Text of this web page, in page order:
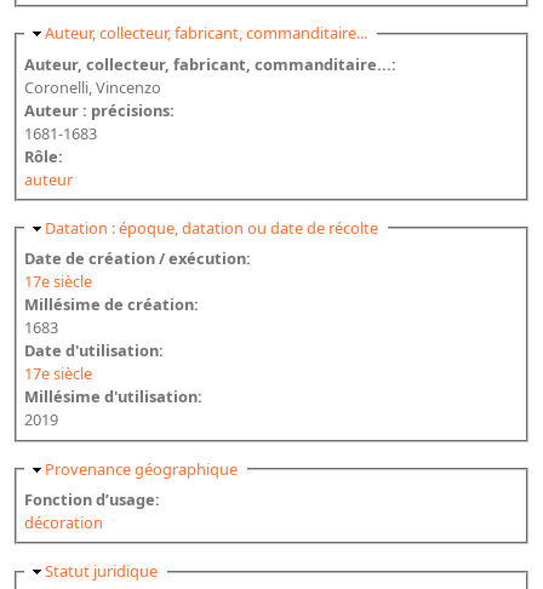
Masquer
Auteur, collecteur, fabricant, commanditaire...
Auteur, collecteur, fabricant, commanditaire...:
Coronelli, Vincenzo
Auteur : précisions:
1681-1683
Rôle:
auteur
Masquer
Datation : époque, datation ou date de récolte
Date de création / exécution:
17e siècle
Millésime de création:
1683
Date d'utilisation:
17e siècle
Millésime d'utilisation:
2019
Masquer
Provenance géographique
Fonction d’usage:
décoration
Masquer
Statut juridique